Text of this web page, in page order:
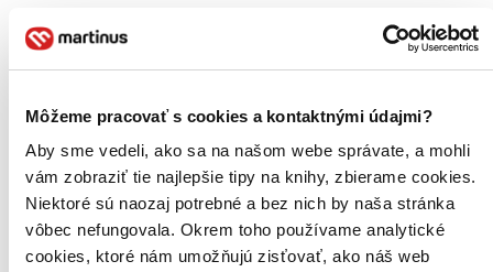
Môžeme pracovať s cookies a kontaktnými údajmi?
Aby sme vedeli, ako sa na našom webe správate, a mohli
vám zobraziť tie najlepšie tipy na knihy, zbierame cookies.
Niektoré sú naozaj potrebné a bez nich by naša stránka
vôbec nefungovala. Okrem toho používame analytické
cookies, ktoré nám umožňujú zisťovať, ako náš web
Použité filtre
Zrušiť filtre
Na tému mafia